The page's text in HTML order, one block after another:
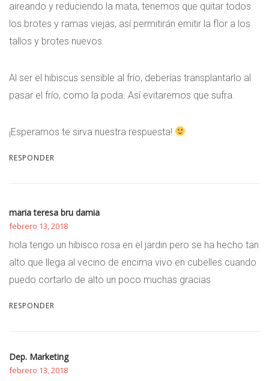
aireando y reduciendo la mata, tenemos que quitar todos
los brotes y ramas viejas, así permitirán emitir la flor a los
tallos y brotes nuevos.
Al ser el hibiscus sensible al frío, deberías transplantarlo al
pasar el frío, como la poda. Así evitaremos que sufra.
¡Esperamos te sirva nuestra respuesta!
RESPONDER
maria teresa bru damia
febrero 13, 2018
hola tengo un hibisco rosa en el jardin pero se ha hecho tan
alto que llega al vecino de encima vivo en cubelles cuando
puedo cortarlo de alto un poco muchas gracias
RESPONDER
Dep. Marketing
febrero 13, 2018